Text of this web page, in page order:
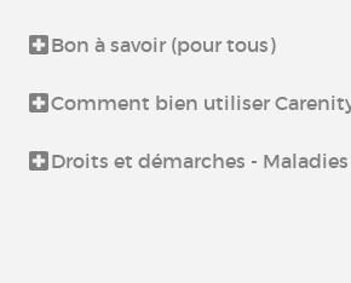
Bon à savoir (pour tous)
Comment bien utiliser
Droits et démarches -